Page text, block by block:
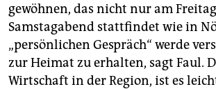
gewöhnen, das nicht nur am
Samstagabend stattfindet wie in
„persönlichen Gespräch“ werde
zur Heimat zu erhalten, sagt Faul.
Wirtschaft in der Region, ­ist es